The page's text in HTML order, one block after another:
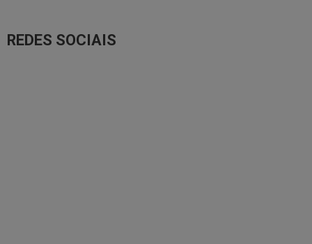
REDES SOCIAIS